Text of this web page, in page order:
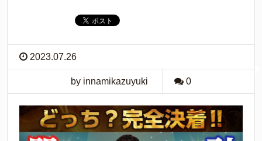
2023.07.26
by innamikazuyuki 0